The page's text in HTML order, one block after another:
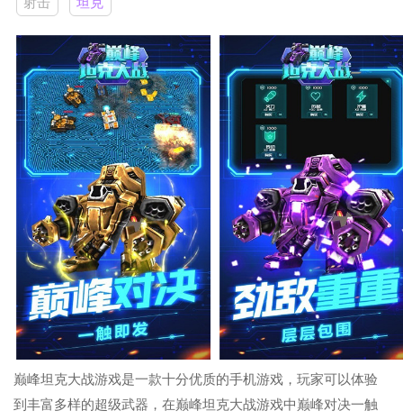
巅峰坦克大战游戏是一款十分优质的手机游戏，玩家可以体验
到丰富多样的超级武器，在巅峰坦克大战游戏中巅峰对决一触